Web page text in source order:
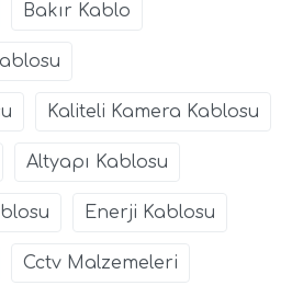
Bakır Kablo
Kaliteli Kamera Kablosu
Altyapı Kablosu
Enerji Kablosu
Cctv Malzemeleri